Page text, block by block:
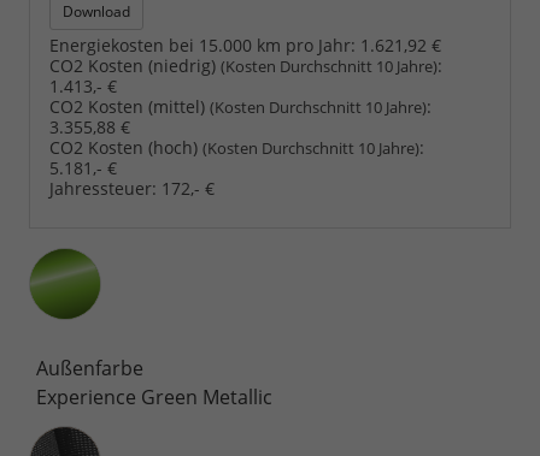
Download
Energiekosten bei 15.000 km pro Jahr: 1.621,92 €
CO2 Kosten (niedrig) (Kosten Durchschnitt 10 Jahre):
1.413,- €
CO2 Kosten (mittel) (Kosten Durchschnitt 10 Jahre):
3.355,88 €
CO2 Kosten (hoch) (Kosten Durchschnitt 10 Jahre):
5.181,- €
Jahressteuer: 172,- €
Außenfarbe
Experience Green Metallic
Innenausstattung